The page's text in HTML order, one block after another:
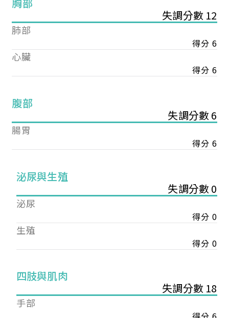
失調分數 12
肺部
得分 6
心臟
得分 6
腹部
失調分數 6
腸胃
得分 6
泌尿與生殖
失調分數 0
泌尿
得分 0
生殖
得分 0
四肢與肌肉
失調分數 18
手部
您已成功送出會員申請
您好，您的會員申請，已成功送出，經本協會理事
會審核通過後即通知您進行繳費，繳費資訊如下